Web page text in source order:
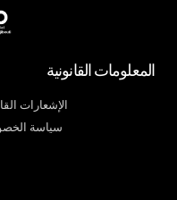
المعلومات القانونية
الإشعارات
سياسة